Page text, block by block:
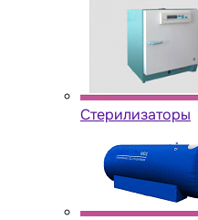
Стерилизаторы